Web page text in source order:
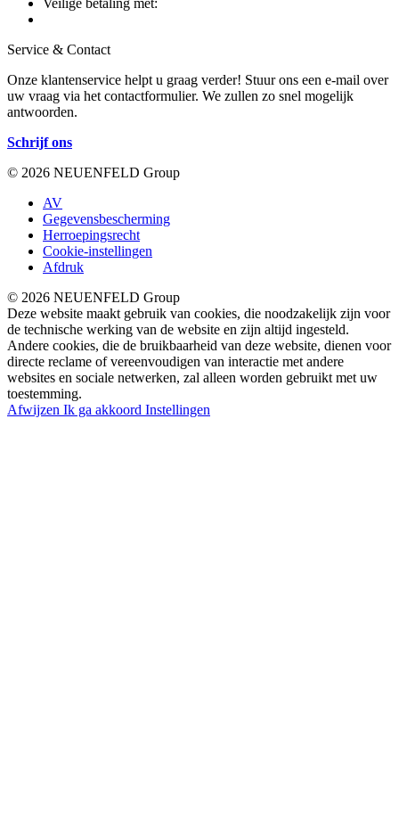
Service & Contact
Onze klantenservice helpt u graag verder! Stuur ons een e-mail over
uw vraag via het contactformulier. We zullen zo snel mogelijk
antwoorden.
Schrijf ons
© 2026 NEUENFELD Group
AV
Gegevensbescherming
Herroepingsrecht
Cookie-instellingen
Afdruk
© 2026 NEUENFELD Group
Deze website maakt gebruik van cookies, die noodzakelijk zijn voor
de technische werking van de website en zijn altijd ingesteld.
Andere cookies, die de bruikbaarheid van deze website, dienen voor
directe reclame of vereenvoudigen van interactie met andere
websites en sociale netwerken, zal alleen worden gebruikt met uw
toestemming.
Afwijzen Ik ga akkoord Instellingen